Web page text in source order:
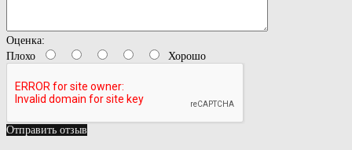
Оценка:
Плохо
Хорошо
Отправить отзыв